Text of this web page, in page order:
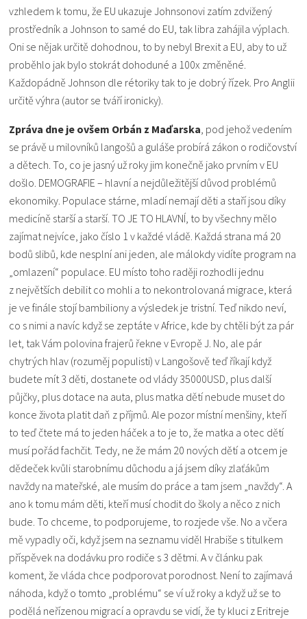
vzhledem k tomu, že EU ukazuje Johnsonovi zatím zdvižený
prostředník a Johnson to samé do EU, tak libra zahájila výplach.
Oni se nějak určitě dohodnou, to by nebyl Brexit a EU, aby to už
proběhlo jak bylo stokrát dohoduné a 100x změněné.
Každopádně Johnson dle rétoriky tak to je dobrý řízek. Pro Anglii
určitě výhra (autor se tváří ironicky).
Zpráva dne je ovšem Orbán z Maďarska , pod jehož vedením
se právě u milovníků langošů a guláše probírá zákon o rodičovství
a dětech. To, co je jasný už roky jim konečně jako prvním v EU
došlo. DEMOGRAFIE – hlavní a nejdůležitější důvod problémů
ekonomiky. Populace stárne, mladí nemají děti a staří jsou díky
medicíně starší a starší. TO JE TO HLAVNÍ, to by všechny mělo
zajímat nejvíce, jako číslo 1 v každé vládě. Každá strana má 20
bodů slibů, kde nesplní ani jeden, ale málokdy vidíte program na
„omlazení“ populace. EU místo toho raději rozhodli jednu
z největších debilit co mohli a to nekontrolovaná migrace, která
je ve finále stojí bambiliony a výsledek je tristní. Teď nikdo neví,
co s nimi a navíc když se zeptáte v Africe, kde by chtěli být za pár
let, tak Vám polovina frajerů řekne v Evropě J. No, ale pár
chytrých hlav (rozuměj populisti) v Langošově teď říkají když
budete mít 3 děti, dostanete od vlády 35000USD, plus další
půjčky, plus dotace na auta, plus matka dětí nebude muset do
konce života platit daň z příjmů. Ale pozor místní menšiny, kteří
to teď čtete má to jeden háček a to je to, že matka a otec dětí
musí pořád fachčit. Tedy, ne že mám 20 nových dětí a otcem je
dědeček kvůli starobnímu důchodu a já jsem díky zlaťákům
navždy na mateřské, ale musím do práce a tam jsem „navždy“. A
ano k tomu mám děti, kteří musí chodit do školy a něco z nich
bude. To chceme, to podporujeme, to rozjede vše. No a včera
mě vypadly oči, když jsem na seznamu viděl Hrabiše s titulkem
příspěvek na dodávku pro rodiče s 3 dětmi. A v článku pak
koment, že vláda chce podporovat porodnost. Není to zajímavá
náhoda, když o tomto „problému“ se ví už roky a když už se to
podělá neřízenou migrací a opravdu se vidí, že ty kluci z Eritreje